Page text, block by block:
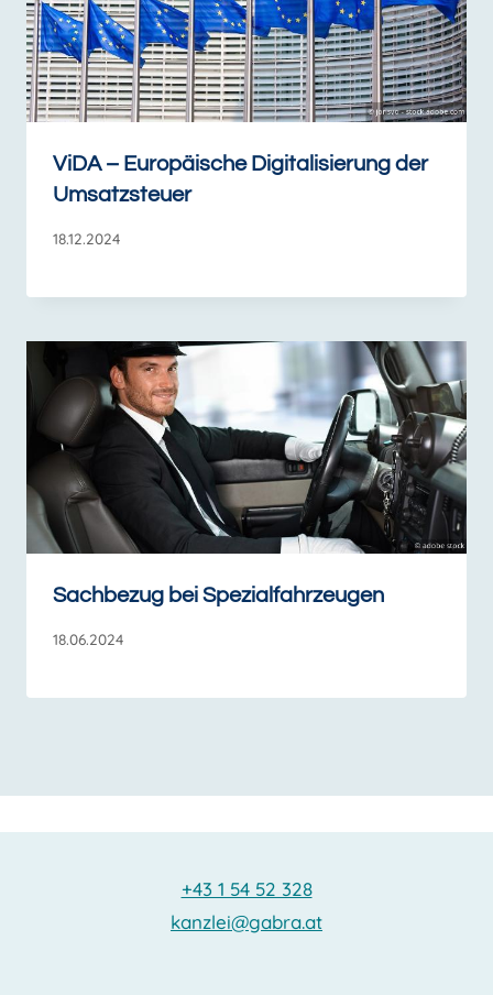
ViDA – Europäische Digitalisierung der
Umsatzsteuer
18.12.2024
Sachbezug bei Spezialfahrzeugen
18.06.2024
+43 1 54 52 328
kanzlei@gabra.at